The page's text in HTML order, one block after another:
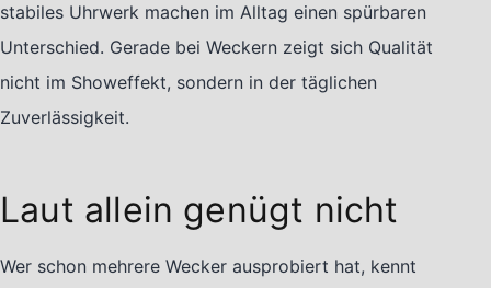
stabiles Uhrwerk machen im Alltag einen spürbaren
Unterschied. Gerade bei Weckern zeigt sich Qualität
nicht im Showeffekt, sondern in der täglichen
Zuverlässigkeit.
Laut allein genügt nicht
Wer schon mehrere Wecker ausprobiert hat, kennt